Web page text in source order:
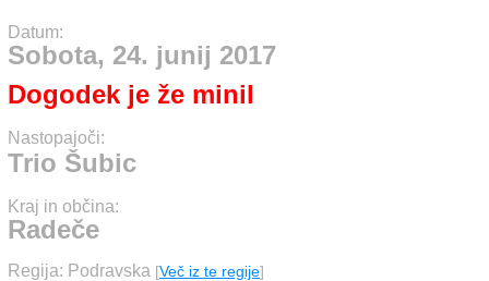
Datum:
Sobota, 24. junij 2017
Dogodek je že minil
Nastopajoči:
Trio Šubic
Kraj in občina:
Radeče
Regija: Podravska [Več iz te regije]